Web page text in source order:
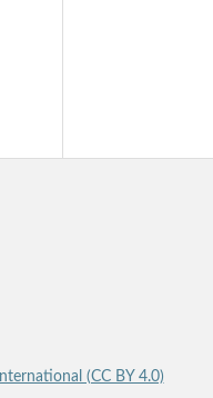
(CC BY 4.0)